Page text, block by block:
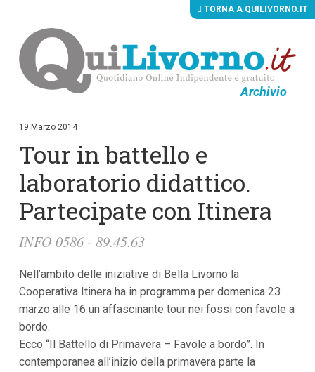
Archivio
i
i
t
e
n
t
r
i
c
i
p
a
l
TORNA A QUILIVORNO.IT
19 Marzo 2014
Tour in battello e
laboratorio didattico.
Partecipate con Itinera
INFO 0586 - 89.45.63
Nell’ambito delle iniziative di Bella Livorno la
Cooperativa Itinera ha in programma per domenica 23
marzo alle 16 un affascinante tour nei fossi con favole a
bordo.
Ecco “Il Battello di Primavera – Favole a bordo”. In
contemporanea all’inizio della primavera parte la